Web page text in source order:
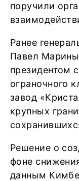
поручили
Ранее
Павел
президентом
ограночного
завод
крупных
Решение о
фоне
данным